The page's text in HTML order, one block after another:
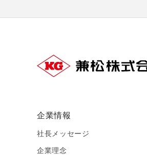
企業情報
社長メッセージ
企業理念